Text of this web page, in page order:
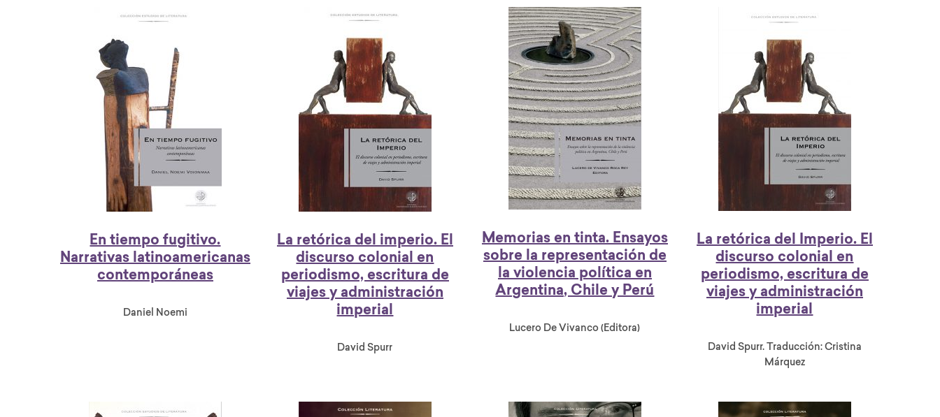
En tiempo fugitivo.
Narrativas latinoamericanas
contemporáneas
Daniel Noemi
La retórica del imperio. El
discurso colonial en
periodismo, escritura de
viajes y administración
imperial
David Spurr
Memorias en tinta. Ensayos
sobre la representación de
la violencia política en
Argentina, Chile y Perú
Lucero De Vivanco (Editora)
La retórica del Imperio. El
discurso colonial en
periodismo, escritura de
viajes y administración
imperial
David Spurr. Traducción: Cristina
Márquez